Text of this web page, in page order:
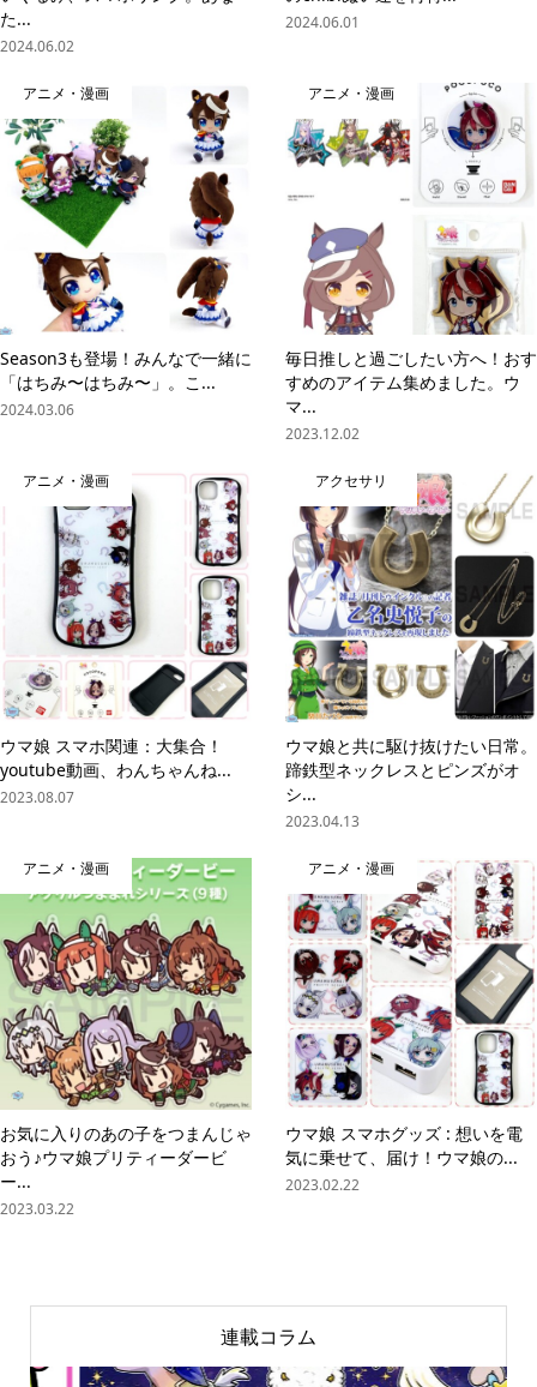
た...
2024.06.02
2024.06.01
アニメ・漫画
Season3も登場！みんなで一緒に
「はちみ〜はちみ〜」。こ...
2024.03.06
アニメ・漫画
毎日推しと過ごしたい方へ！おす
すめのアイテム集めました。ウ
マ...
2023.12.02
アニメ・漫画
ウマ娘 スマホ関連：大集合！
youtube動画、わんちゃんね...
2023.08.07
アクセサリ
ウマ娘と共に駆け抜けたい日常。
蹄鉄型ネックレスとピンズがオ
シ...
2023.04.13
アニメ・漫画
お気に入りのあの子をつまんじゃ
おう♪ウマ娘プリティーダービ
ー...
2023.03.22
アニメ・漫画
ウマ娘 スマホグッズ : 想いを電
気に乗せて、届け！ウマ娘の...
2023.02.22
連載コラム